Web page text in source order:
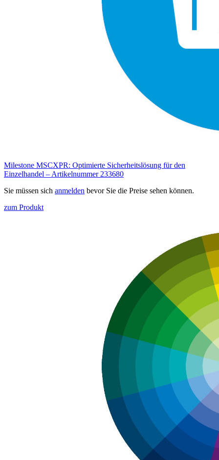
Milestone MSCXPR: Optimierte Sicherheitslösung für den
Einzelhandel – Artikelnummer 233680
Sie müssen sich anmelden bevor Sie die Preise sehen können.
zum Produkt